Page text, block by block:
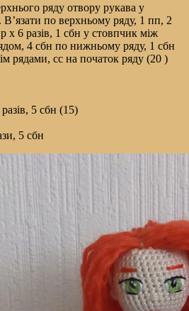
ряду отвору рукава у
по верхньому ряду, 1 пп, 2
х 6 разів, 1 сбн у стовпчик між
4 сбн по нижньому ряду, 1 сбн
рядами, сс на початок ряду (20 )
5 сбн (15)
5 сбн